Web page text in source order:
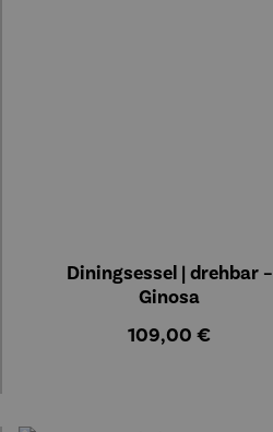
5 SternenDiningsessel | drehbar –
Ginosa
Regulärer Preis:
109,00 €